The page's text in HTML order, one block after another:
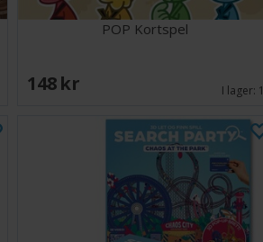
POP Kortspel
148 SEK I lager: 1